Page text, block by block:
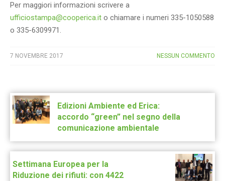
Per maggiori informazioni scrivere a
ufficiostampa@cooperica.it o chiamare i numeri 335-1050588
o 335-6309971.
7 NOVEMBRE 2017 NESSUN COMMENTO
Post
navigation
Edizioni Ambiente ed Erica:
accordo “green” nel segno della
comunicazione ambientale
Settimana Europea per la
Riduzione dei rifiuti: con 4422